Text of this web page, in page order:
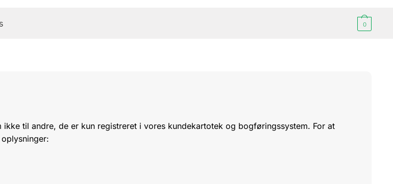
0
til andre, de er kun registreret i vores kundekartotek og bogføringssystem. For at